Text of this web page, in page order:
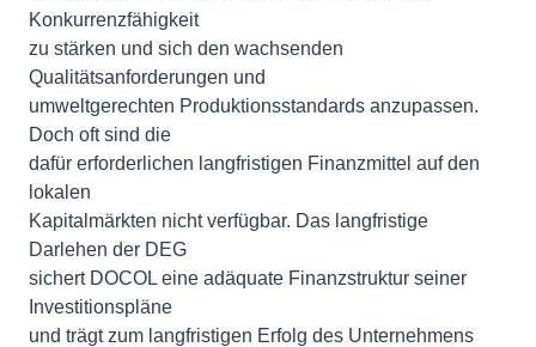
Konkurrenzfähigkeit
zu stärken und sich den wachsenden
Qualitätsanforderungen und
umweltgerechten Produktionsstandards anzupassen.
Doch oft sind die
dafür erforderlichen langfristigen Finanzmittel auf den
lokalen
Kapitalmärkten nicht verfügbar. Das langfristige
Darlehen der DEG
sichert DOCOL eine adäquate Finanzstruktur seiner
Investitionspläne
und trägt zum langfristigen Erfolg des Unternehmens